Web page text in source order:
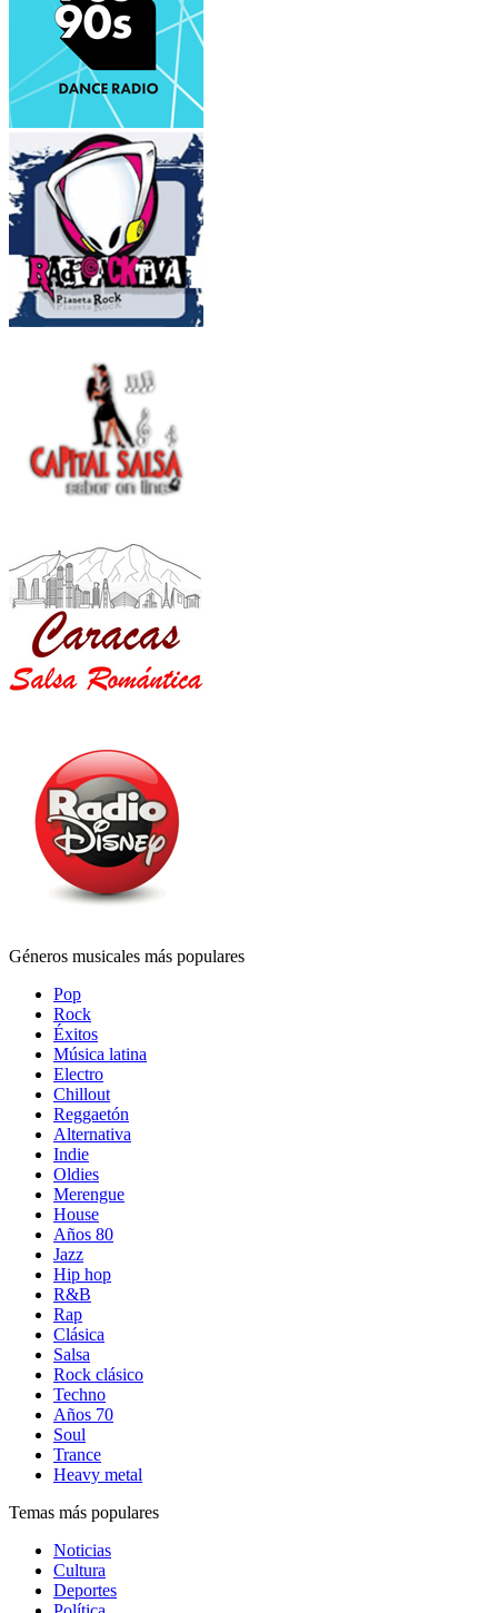
Géneros musicales más populares
Pop
Rock
Éxitos
Música latina
Electro
Chillout
Reggaetón
Alternativa
Indie
Oldies
Merengue
House
Años 80
Jazz
Hip hop
R&B
Rap
Clásica
Salsa
Rock clásico
Techno
Años 70
Soul
Trance
Heavy metal
Temas más populares
Noticias
Cultura
Deportes